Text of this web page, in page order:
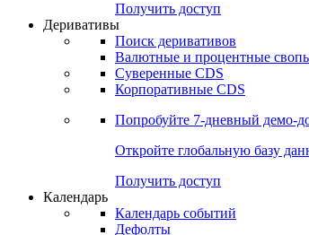
Получить доступ
Деривативы
Поиск деривативов
Валютные и процентные
Суверенные CDS
Корпоративные CDS
Попробуйте 7-дневный демо-
Откройте глобальную базу
Получить доступ
Календарь
Календарь событий
Дефолты